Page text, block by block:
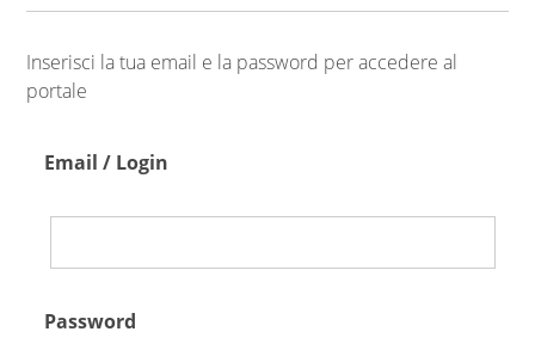
Inserisci la tua email e la password per accedere al
portale
Email / Login
Password